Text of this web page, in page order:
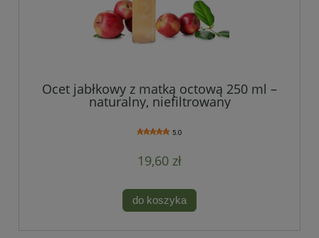
Ocet jabłkowy z matką octową 250 ml –
naturalny, niefiltrowany
5.0
19,60 zł
do koszyka